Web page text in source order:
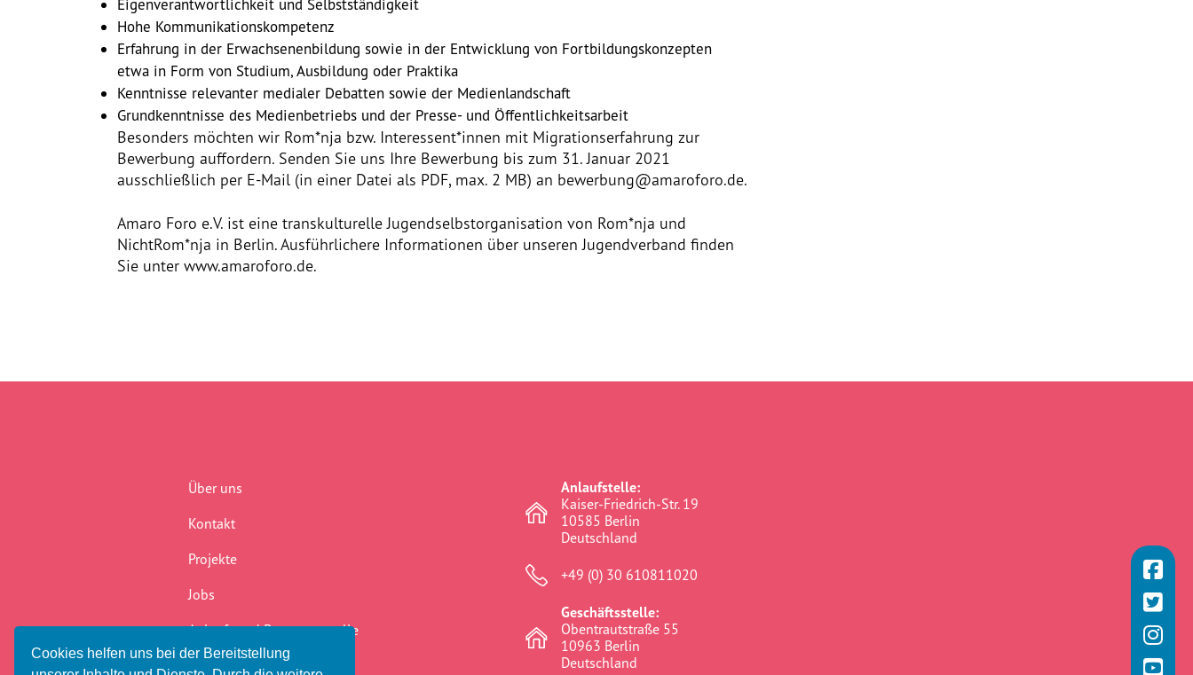
Cookies helfen uns bei der Bereitstellung
Eigenverantwortlichkeit und Selbstständigkeit
Hohe Kommunikationskompetenz
Erfahrung in der Erwachsenenbildung sowie in der Entwicklung von Fortbildungskonzepten
etwa in Form von Studium, Ausbildung oder Praktika
Kenntnisse relevanter medialer Debatten sowie der Medienlandschaft
Grundkenntnisse des Medienbetriebs und der Presse- und Öffentlichkeitsarbeit
Besonders möchten wir Rom*nja bzw. Interessent*innen mit Migrationserfahrung zur
Bewerbung auffordern. Senden Sie uns Ihre Bewerbung bis zum 31. Januar 2021
ausschließlich per E-Mail (in einer Datei als PDF, max. 2 MB) an bewerbung@amaroforo.de.
Amaro Foro e.V. ist eine transkulturelle Jugendselbstorganisation von Rom*nja und
NichtRom*nja in Berlin. Ausführlichere Informationen über unseren Jugendverband finden
Sie unter www.amaroforo.de.
Über uns
Kontakt
Projekte
Jobs
Anlauf- und Beratungsstelle
Newsletter
Anlaufstelle:
Kaiser-Friedrich-Str. 19
10585 Berlin
Deutschland
+49 (0) 30 610811020
Geschäftsstelle:
Obentrautstraße 55
10963 Berlin
Deutschland